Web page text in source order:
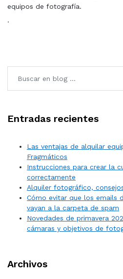
equipos de fotografía.
·
Entradas recientes
Las ventajas de alquilar
Fragmáticos
Instrucciones para crear la
correctamente
Alquiler fotográfico,
Cómo evitar que los emails
vayan a la carpeta de spam
Novedades de primavera
cámaras y objetivos de
Archivos